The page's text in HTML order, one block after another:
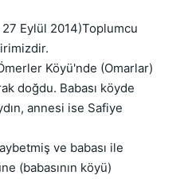
Köyü'nde (Omarlar)
doğdu. Babası köyde
annesi ise Safiye
ve babası ile
(babasının köyü)